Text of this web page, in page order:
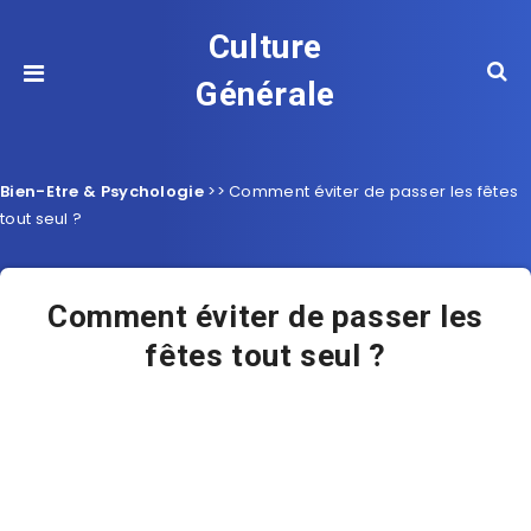
Culture
Générale
Bien-Etre & Psychologie>>Comment éviter de passer les fêtes
tout seul ?
Comment éviter de passer les
fêtes tout seul ?